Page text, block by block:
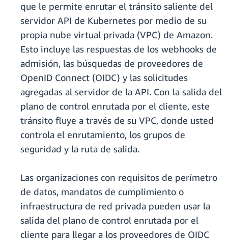
que le permite enrutar el tránsito saliente del
servidor API de Kubernetes por medio de su
propia nube virtual privada (VPC) de Amazon.
Esto incluye las respuestas de los webhooks de
admisión, las búsquedas de proveedores de
OpenID Connect (OIDC) y las solicitudes
agregadas al servidor de la API. Con la salida del
plano de control enrutada por el cliente, este
tránsito fluye a través de su VPC, donde usted
controla el enrutamiento, los grupos de
seguridad y la ruta de salida.
Las organizaciones con requisitos de perímetro
de datos, mandatos de cumplimiento o
infraestructura de red privada pueden usar la
salida del plano de control enrutada por el
cliente para llegar a los proveedores de OIDC